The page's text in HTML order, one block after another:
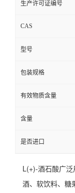
生产许可证编号
CAS
型号
包装规格
有效物质含量
含量
是否进口
L(+)-酒石酸广
酒、软饮料、糖